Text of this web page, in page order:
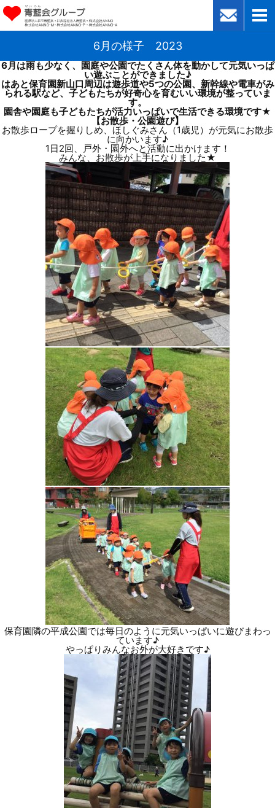
6月の様子 2023
6月は雨も少なく、園庭や公園でたくさん体を動かして元気いっぱ
い遊ぶことができました♪
はあと保育園新山口周辺は遊歩道や5つの公園、新幹線や電車がみ
られる駅など、子どもたちが好奇心を育むいい環境が整っていま
す。
園舎や園庭も子どもたちが活力いっぱいで生活できる環境です★
【お散歩・公園遊び】
お散歩ロープを握りしめ、ほしぐみさん（1歳児）が元気にお散歩
に向かいます♪
1日2回、戸外・園外へと活動に出かけます！
みんな、お散歩が上手になりました★
保育園隣の平成公園では毎日のように元気いっぱいに遊びまわっ
ています♪
やっぱりみんなお外が大好きです♪